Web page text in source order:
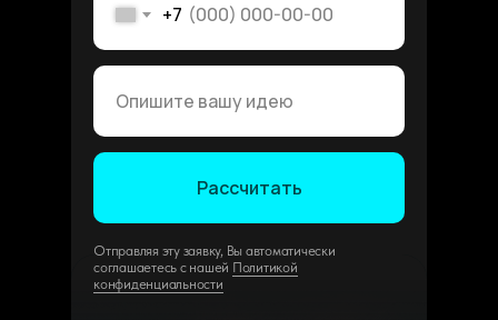
+7
Рассчитать
Отправляя эту заявку, Вы автоматически
соглашаетесь с нашей Политикой
конфиденциальности